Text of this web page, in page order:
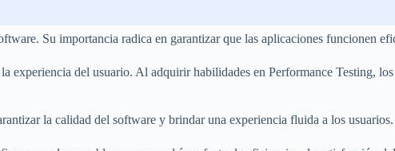
Su importancia radica en garantizar que las aplicaciones funcionen
del usuario. Al adquirir habilidades en Performance Testing,
la calidad del software y brindar una experiencia fluida a los usuarios.